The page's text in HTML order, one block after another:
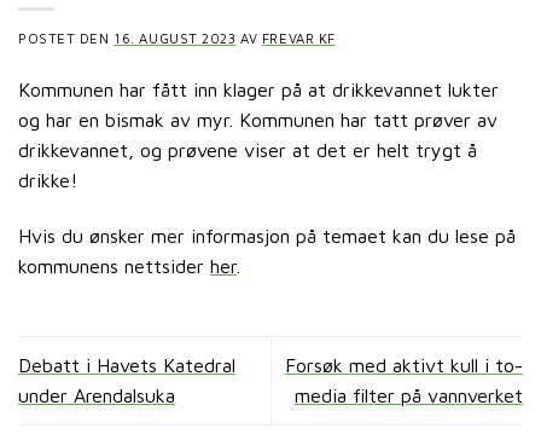
POSTET DEN 16. AUGUST 2023 AV FREVAR KF
Kommunen har fått inn klager på at drikkevannet lukter
og har en bismak av myr. Kommunen har tatt prøver av
drikkevannet, og prøvene viser at det er helt trygt å
drikke!
Hvis du ønsker mer informasjon på temaet kan du lese på
kommunens nettsider her
Debatt i Havets Katedral
under Arendalsuka
Forsøk med aktivt kull i to-
media filter på vannverket